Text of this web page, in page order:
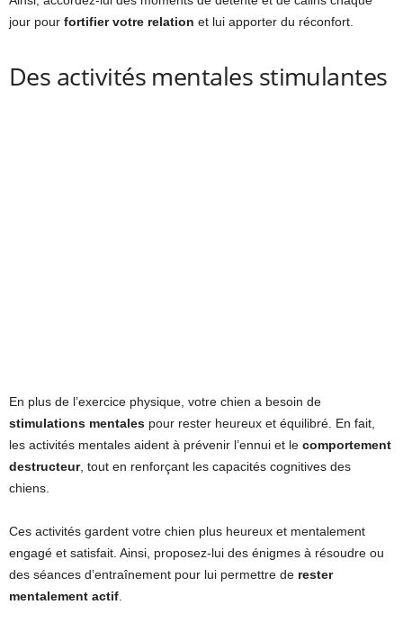
jour pour fortifier votre relation et lui apporter du réconfort.
Des activités mentales stimulantes
En plus de l’exercice physique, votre chien a besoin de
stimulations mentales pour rester heureux et équilibré. En fait,
les activités mentales aident à prévenir l’ennui et le comportement
destructeur, tout en renforçant les capacités cognitives des
chiens.
Ces activités gardent votre chien plus heureux et mentalement
engagé et satisfait. Ainsi, proposez-lui des énigmes à résoudre ou
des séances d’entraînement pour lui permettre de rester
mentalement actif